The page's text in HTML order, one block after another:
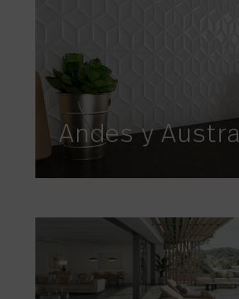
Andes y Austral